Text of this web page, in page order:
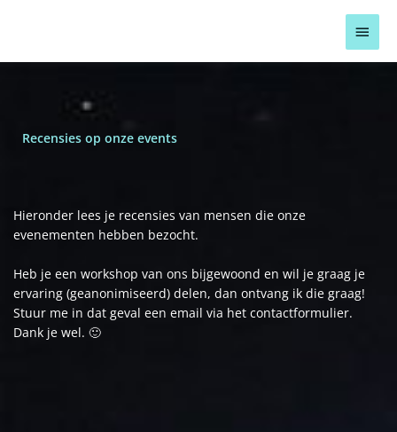
inhoud
Recensies op onze events
Hieronder lees je recensies van mensen die onze
evenementen hebben bezocht.
Heb je een workshop van ons bijgewoond en wil je graag je
ervaring (geanonimiseerd) delen, dan ontvang ik die graag!
Stuur me in dat geval een email via het contactformulier.
Dank je wel. 🙂